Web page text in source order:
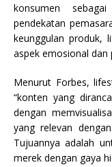
konsumen
pendekatan
keunggulan produk,
aspek emosional dan
Menurut Forbes,
“konten yang
dengan
yang relevan
Tujuannya adalah
merek dengan gaya